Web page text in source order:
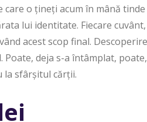
care o țineți acum în mână
lui identitate. Fiecare
acest scop final.
Poate, deja s-a întâmplat,
la sfârșitul cărții.